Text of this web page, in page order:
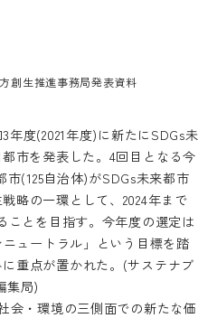
創生推進事務局発表資料
年度(2021年度)に新たにSDGs未
市を発表した。4回目となる今
市(125自治体)がSDGs未来都市
略の一環として、2024年まで
ことを目指す。今年度の選定は
ュートラル」という目標を踏
重点が置かれた。(サステナブ
集局)
会・環境の三側面での新たな価